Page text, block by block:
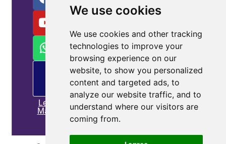
We use cookies
We use cookies and other tracking
technologies to improve your
browsing experience on our
website, to show you personalized
content and targeted ads, to
analyze our website traffic, and to
understand where our visitors are
coming from.
Leia
Mais